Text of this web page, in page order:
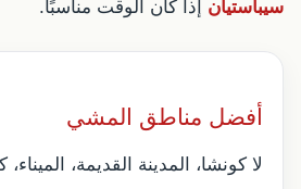
سيباستيان إذا كان الوقت مناسبًا.
أفضل مناطق المشي
لا كونشا، المدينة القديمة، الميناء،